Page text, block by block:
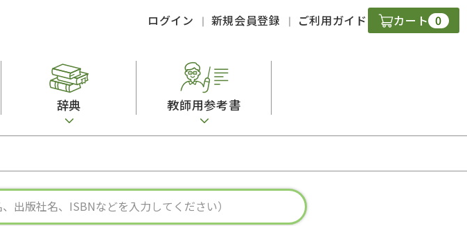
ログイン 新規会員登録 ご利用ガイド カート 0
文法
作文
図表
辞典
中国語辞典
ロシア語辞典
教師用参考書
文章・談話・表現
言語学